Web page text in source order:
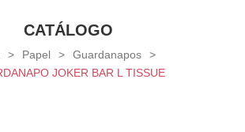
CATÁLOGO
> Papel > Guardanapos
>
JOKER BAR L TISSUE